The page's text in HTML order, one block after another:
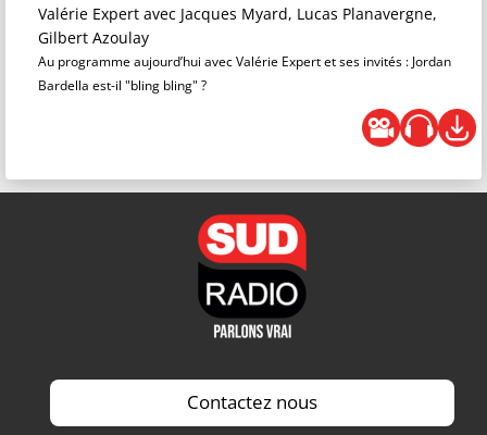
Valérie Expert avec Jacques Myard, Lucas Planavergne,
Gilbert Azoulay
Au programme aujourd’hui avec Valérie Expert et ses invités : Jordan
Bardella est-il "bling bling" ?
Contactez nous